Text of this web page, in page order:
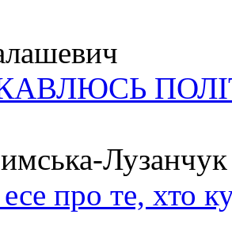
Лузанчук
про те, хто